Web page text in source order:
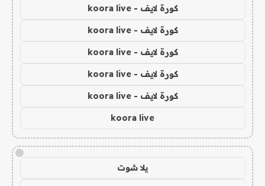
كورة لايف - koora live
كورة لايف - koora live
كورة لايف - koora live
كورة لايف - koora live
كورة لايف - koora live
koora live
!
يلا شوت